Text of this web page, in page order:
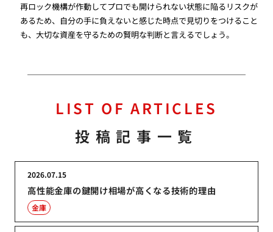
再ロック機構が作動してプロでも開けられない状態に陥るリスクが
あるため、自分の手に負えないと感じた時点で見切りをつけること
も、大切な資産を守るための賢明な判断と言えるでしょう。
LIST OF ARTICLES
投稿記事一覧
高性能金庫の鍵開け相場が高くなる技術的理由
2026.07.15
金庫